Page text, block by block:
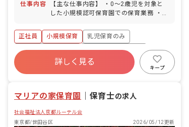
で、通勤にも便利です。
仕事内容
【主な仕事内容】 ・0〜2歳児を対象と
した小規模認可保育園での保育業務 ・複
替え・着替えなどの生活援助） ・遊びや
活動の計画と見守り、保育記録の作成 ・
保育室やおもちゃの清掃・環境整備 【こ
の園の保育】 正道会が大切にしているの
は、子ども自身の「やりたい」を尊重す
の育ちをチーム全員で支えます。リトミ
が表現を楽しめる時間も大切にしていま
す。 【はたらき方のサポート】 保育ICT
正社員 小規模保育
乳児保育のみ
ボーナス・賞与あり
年間休日120日以上
社会保険完備
有給
退職金制度
詳しく見る
キープ
マリアの家保育園 保育士の求人
社会福祉法人京都ルーテル会
東京都/世田谷区
2026/05/12更新